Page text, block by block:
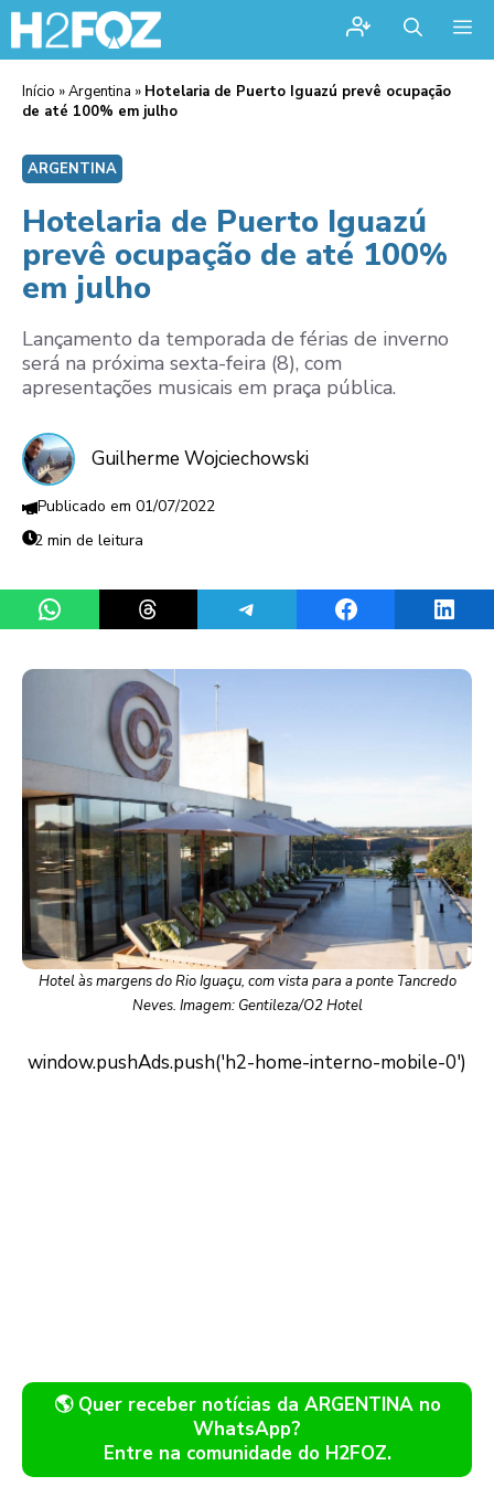
Início »Argentina » Hotelaria de Puerto Iguazú prevê ocupação
de até 100% em julho
ARGENTINA
Hotelaria de Puerto Iguazú
prevê ocupação de até 100%
em julho
Lançamento da temporada de férias de inverno
será na próxima sexta-feira (8), com
apresentações musicais em praça pública.
Guilherme Wojciechowski
01/07/2022
2 min de leitura
Share on WhatsAppShare on ThreadsShare on TelegramShare on Facebook
Hotel às margens do Rio Iguaçu, com vista para a ponte Tancredo
Neves. Imagem: Gentileza/O2 Hotel
🌎 Quer receber notícias da ARGENTINA no
WhatsApp?
Entre na comunidade do H2FOZ.